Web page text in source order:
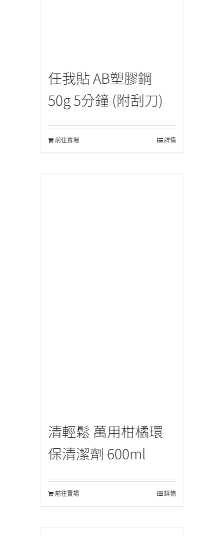
任我貼 AB塑膠鋼
50g 5分鐘 (附刮刀)
前往賣場 詳情
清輕鬆 萬用柑橘環
保清潔劑 600ml
前往賣場 詳情